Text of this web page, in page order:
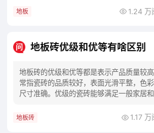
地板 1.24 万
问 地板砖优级和优等有啥区别
地板砖的优级和优等都是表示产品质量较
常指瓷砖的品质较好，表面光滑平整，色彩
尺寸准确。优级的瓷砖能够满足一般家居
地板砖 1.17